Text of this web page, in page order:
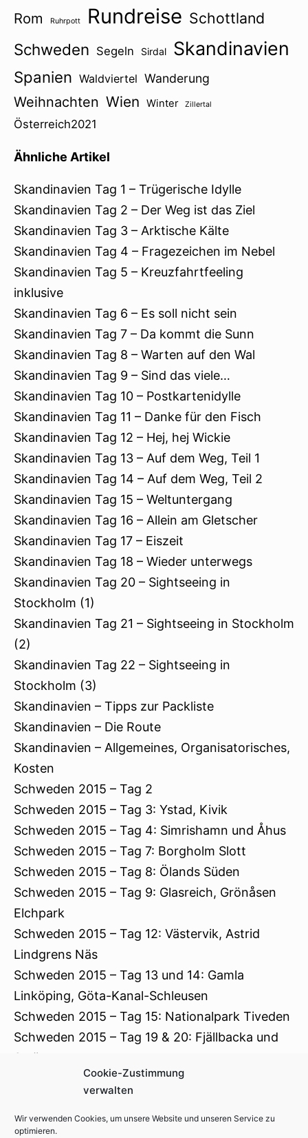
Cookie-Zustimmung
verwalten
Wir verwenden Cookies, um unsere Website und unseren Service zu
optimieren.
Rom Ruhrpott Rundreise Schottland
Schweden Segeln Sirdal Skandinavien
Spanien Waldviertel Wanderung
Weihnachten Wien Winter Zillertal
Österreich2021
Ähnliche Artikel
Skandinavien Tag 1 – Trügerische Idylle
Skandinavien Tag 2 – Der Weg ist das Ziel
Skandinavien Tag 3 – Arktische Kälte
Skandinavien Tag 4 – Fragezeichen im Nebel
Skandinavien Tag 5 – Kreuzfahrtfeeling
inklusive
Skandinavien Tag 6 – Es soll nicht sein
Skandinavien Tag 7 – Da kommt die Sunn
Skandinavien Tag 8 – Warten auf den Wal
Skandinavien Tag 9 – Sind das viele…
Skandinavien Tag 10 – Postkartenidylle
Skandinavien Tag 11 – Danke für den Fisch
Skandinavien Tag 12 – Hej, hej Wickie
Skandinavien Tag 13 – Auf dem Weg, Teil 1
Skandinavien Tag 14 – Auf dem Weg, Teil 2
Skandinavien Tag 15 – Weltuntergang
Skandinavien Tag 16 – Allein am Gletscher
Skandinavien Tag 17 – Eiszeit
Skandinavien Tag 18 – Wieder unterwegs
Skandinavien Tag 20 – Sightseeing in
Stockholm (1)
Skandinavien Tag 21 – Sightseeing in Stockholm
(2)
Skandinavien Tag 22 – Sightseeing in
Stockholm (3)
Skandinavien – Tipps zur Packliste
Skandinavien – Die Route
Skandinavien – Allgemeines, Organisatorisches,
Kosten
Schweden 2015 – Tag 2
Schweden 2015 – Tag 3: Ystad, Kivik
Schweden 2015 – Tag 4: Simrishamn und Åhus
Schweden 2015 – Tag 7: Borgholm Slott
Schweden 2015 – Tag 8: Ölands Süden
Schweden 2015 – Tag 9: Glasreich, Grönåsen
Elchpark
Schweden 2015 – Tag 12: Västervik, Astrid
Lindgrens Näs
Schweden 2015 – Tag 13 und 14: Gamla
Linköping, Göta-Kanal-Schleusen
Schweden 2015 – Tag 15: Nationalpark Tiveden
Schweden 2015 – Tag 19 & 20: Fjällbacka und
Smögen
Schweden 2015 – Tag 21: Göteborg